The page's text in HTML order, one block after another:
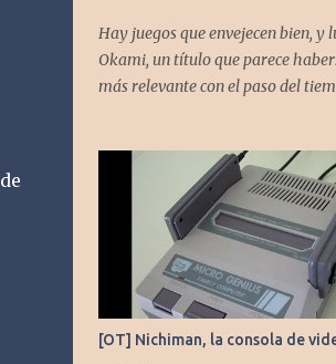
Hay juegos que envejecen bien, y
Okami, un título que parece
más relevante con el paso del
[OT] Nichiman, la consola de